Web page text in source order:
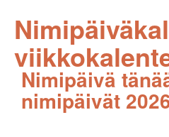
Nimipäivä
nimipäivät